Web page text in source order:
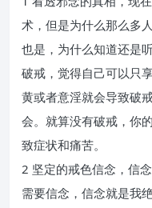
术，但是为什么那么多
也是，为什么知道还是
破戒，觉得自己可以只
黄或者意淫就会导致破
会。就算没有破戒，你
致症状和痛苦。
2 坚定的戒色信念，信
需要信念，信念就是我